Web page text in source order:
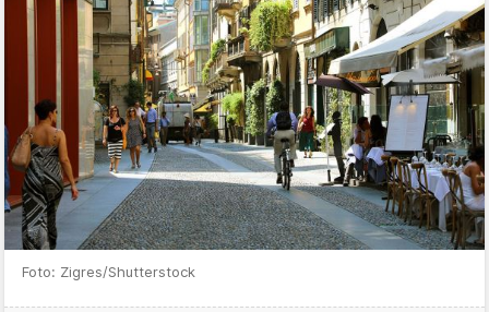
Foto: Zigres/Shutterstock